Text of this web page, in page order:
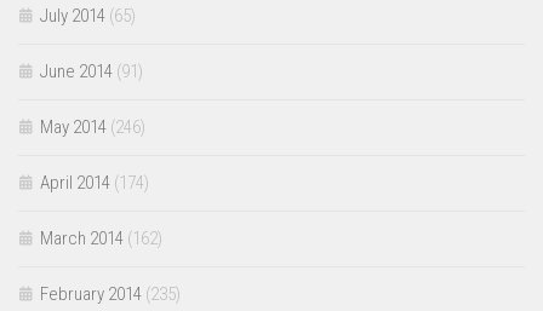
July 2014 (65)
June 2014 (91)
May 2014 (246)
April 2014 (174)
March 2014 (162)
February 2014 (235)